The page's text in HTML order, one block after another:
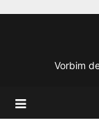
Vorbim